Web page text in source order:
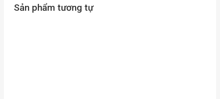
Sản phẩm tương tự